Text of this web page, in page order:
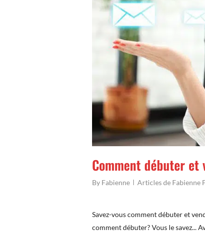
Comment débuter
By Fabienne Articles de Fabienne
Savez-vous comment débuter et
comment débuter? Vous le savez...